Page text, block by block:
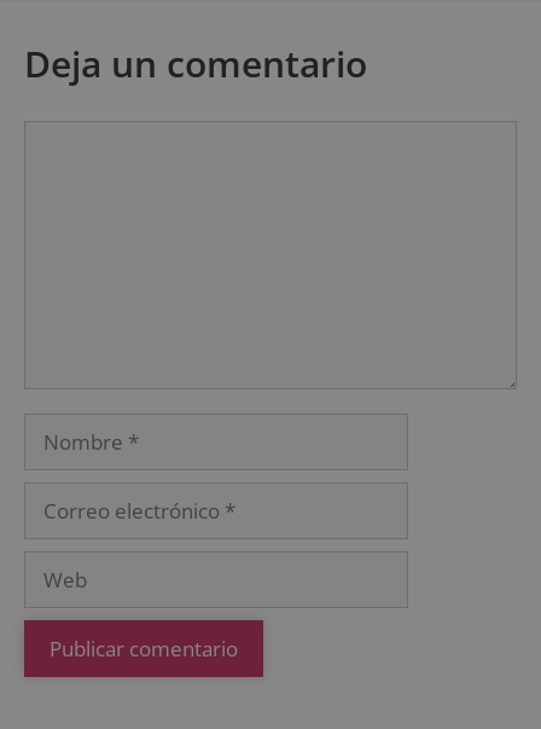
Deja un comentario